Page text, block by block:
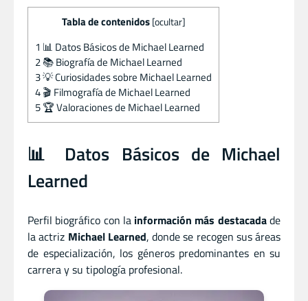
Tabla de contenidos [ocultar]
1 📊 Datos Básicos de Michael Learned
2📚 Biografía de Michael Learned
3💡 Curiosidades sobre Michael Learned
4🎬 Filmografía de Michael Learned
5🏆 Valoraciones de Michael Learned
📊 Datos Básicos de Michael
Learned
Perfil biográfico con la información más destacadade
la actriz Michael Learned, donde se recogen sus áreas
de especialización, los géneros predominantes en su
carrera y su tipología profesional.